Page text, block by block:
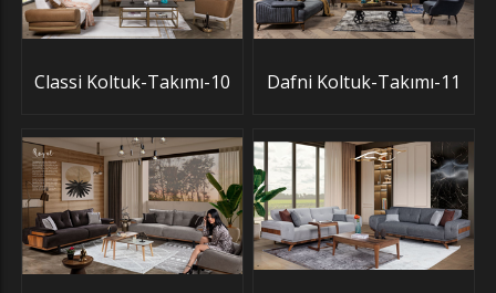
Classi Koltuk-Takımı-10 Dafni Koltuk-Takımı-11